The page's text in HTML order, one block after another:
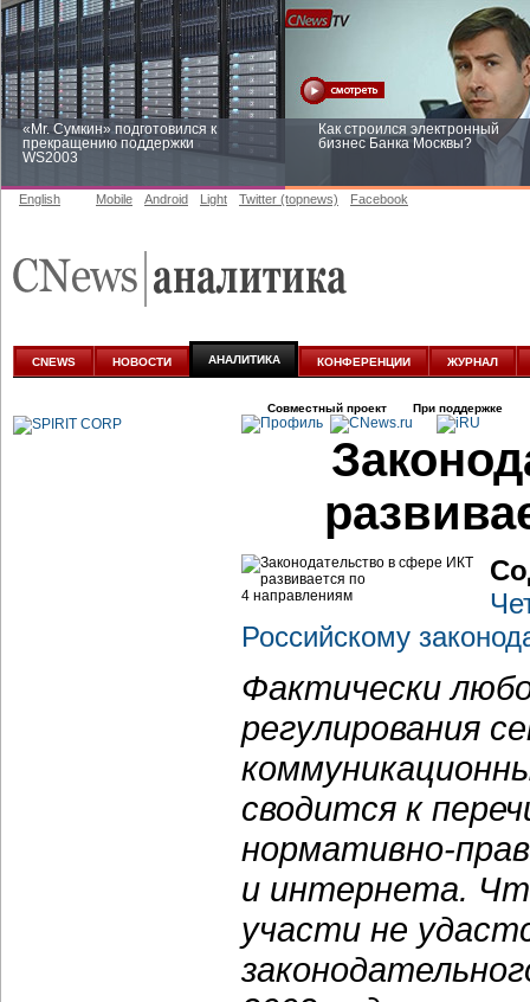
«Mr. Сумкин» подготовился к
прекращению поддержки
WS2003
Как строился электронный
бизнес Банка Москвы?
аналитике
English Mobile Android Light Twitter (topnews) Facebook
CNEWS НОВОСТИ АНАЛИТИКА КОНФЕРЕНЦИИ ЖУРНАЛ
Совместный проект При поддержке
Российскому
Фактически
регулирования
сводится к
нормативно-
и интернета.
участи не